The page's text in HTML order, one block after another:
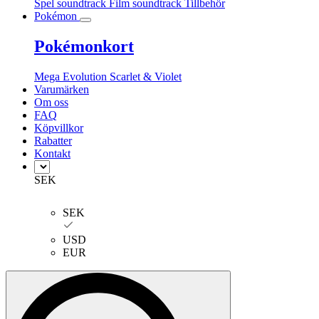
Spel soundtrack Film soundtrack Tillbehör
Pokémon
Pokémonkort
Mega Evolution Scarlet & Violet
Varumärken
Om oss
FAQ
Köpvillkor
Rabatter
Kontakt
SEK
SEK
USD
EUR